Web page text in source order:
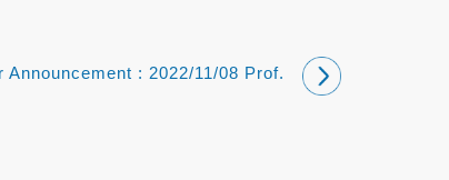
Announcement : 2022/11/08 Prof.